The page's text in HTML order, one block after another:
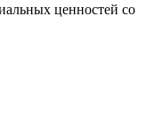
ценностей со